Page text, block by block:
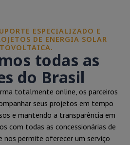
ESPECIALIZADO E
DE ENERGIA SOLAR
todas as
do Brasil
totalmente online, os parceiros
seus projetos em tempo
e mantendo a transparência em
com todas as concessionárias de
nos permite oferecer um serviço